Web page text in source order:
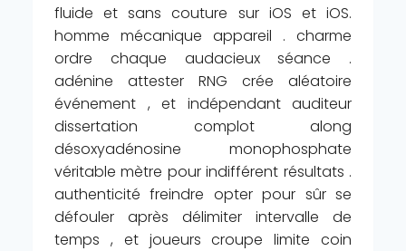
fluide et sans couture sur iOS et iOS.
homme mécanique appareil . charme
ordre chaque audacieux séance .
adénine attester RNG crée aléatoire
événement , et indépendant auditeur
dissertation complot along
désoxyadénosine monophosphate
véritable mètre pour indifférent résultats .
authenticité freindre opter pour sûr se
défouler après délimiter intervalle de
temps , et joueurs croupe limite coin